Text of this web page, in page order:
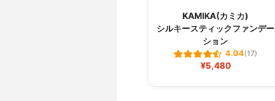
KAMIKA(カミカ)
シルキースティックファンデー
ション
4.04(17)
¥5,480